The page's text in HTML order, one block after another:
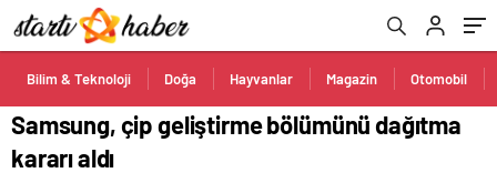
Bilim & Teknoloji Doğa Hayvanlar Magazin Otomobil
Samsung, çip geliştirme bölümünü dağıtma
kararı aldı